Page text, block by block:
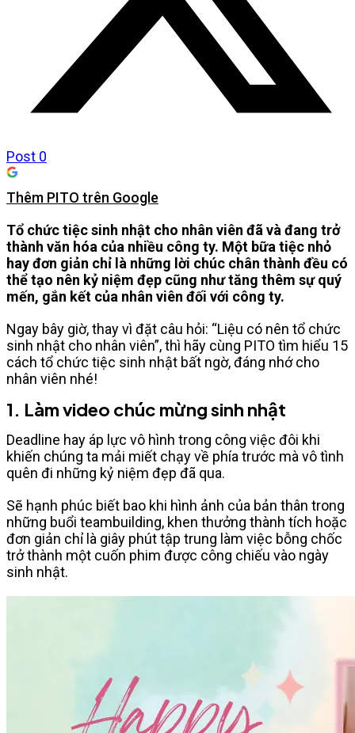
Post 0
Thêm PITO trên Google
Tổ chức tiệc sinh nhật cho nhân viên đã và đang trở
thành văn hóa của nhiều công ty. Một bữa tiệc nhỏ
hay đơn giản chỉ là những lời chúc chân thành đều có
thể tạo nên kỷ niệm đẹp cũng như tăng thêm sự quý
mến, gắn kết của nhân viên đối với công ty.
Ngay bây giờ, thay vì đặt câu hỏi: “Liệu có nên tổ chức
sinh nhật cho nhân viên”, thì hãy cùng PITO tìm hiểu 15
cách tổ chức tiệc sinh nhật bất ngờ, đáng nhớ cho
nhân viên nhé!
1. Làm video chúc mừng sinh nhật
Deadline hay áp lực vô hình trong công việc đôi khi
khiến chúng ta mải miết chạy về phía trước mà vô tình
quên đi những kỷ niệm đẹp đã qua.
Sẽ hạnh phúc biết bao khi hình ảnh của bản thân trong
những buổi teambuilding, khen thưởng thành tích hoặc
đơn giản chỉ là giây phút tập trung làm việc bỗng chốc
trở thành một cuốn phim được công chiếu vào ngày
sinh nhật.